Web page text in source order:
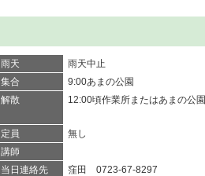
雨天
雨天中止
集合
9:00あまの公園
解散 12:00頃作業所またはあまの公園
定員
無し
講師
当日連絡先
窪田 0723-67-8297